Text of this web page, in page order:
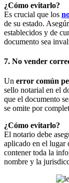
¿Cómo evitarlo?
Es crucial que los
de su estado.
establecidos y de
documento sea
7. No vender
Un error común
sello notarial en el
que el documento
se omite por
¿Cómo evitarlo?
El notario debe
aplicado en el lugar
contener toda la
nombre y la